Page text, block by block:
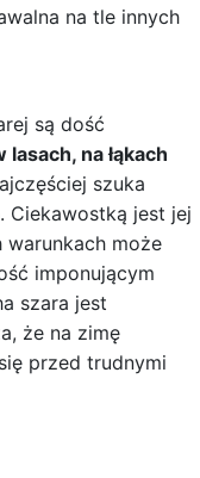
na tle innych
są dość
na łąkach
szuka
Ciekawostką jest jej
warunkach może
imponującym
szara jest
że na zimę
przed trudnymi